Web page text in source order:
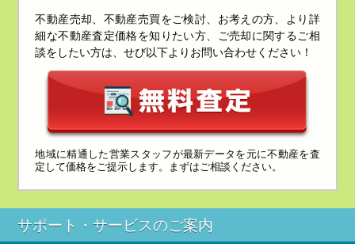
不動産売却、不動産売買をご検討、お考えの方、より詳
細な不動産査定価格を知りたい方、ご売却に関するご相
談をしたい方は、せび以下よりお問い合わせください！
地域に精通した営業スタッフが最新データを元に不動産を査
定して価格をご提示します。まずはご相談ください。
サポート・サービスのご案内